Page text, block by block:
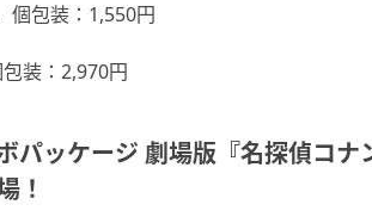
個包装：1,550円
装：2,970円
パッケージ 劇場版『名探偵コナ
！